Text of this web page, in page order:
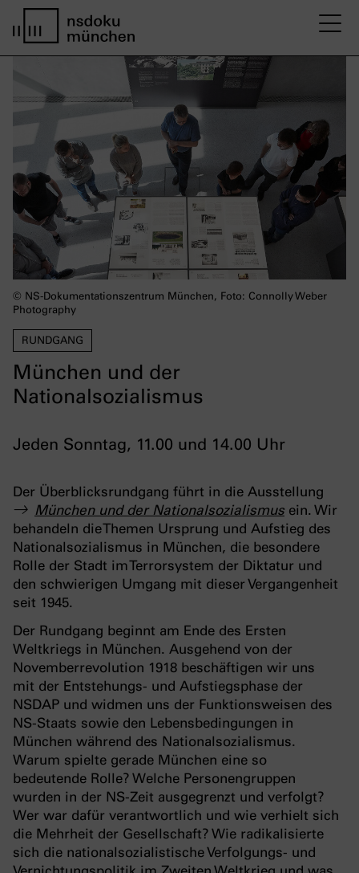
RUNDGANG
München und der
Nationalsozialismus
Jeden Sonntag, 11.00 und 14.00 Uhr
© NS-Dokumentationszentrum München, Foto: Connolly Weber
Photography
Der Überblicksrundgang führt in die Ausstellung
München und der Nationalsozialismus ein. Wir
behandeln die Themen Ursprung und Aufstieg des
Nationalsozialismus in München, die besondere
Rolle der Stadt im Terrorsystem der Diktatur und
den schwierigen Umgang mit dieser Vergangenheit
seit 1945.
Der Rundgang beginnt am Ende des Ersten
Weltkriegs in München. Ausgehend von der
Novemberrevolution 1918 beschäftigen wir uns
mit der Entstehungs- und Aufstiegsphase der
NSDAP und widmen uns der Funktionsweisen des
NS-Staats sowie den Lebensbedingungen in
München während des Nationalsozialismus.
Warum spielte gerade München eine so
bedeutende Rolle? Welche Personengruppen
wurden in der NS-Zeit ausgegrenzt und verfolgt?
Wer war dafür verantwortlich und wie verhielt sich
die Mehrheit der Gesellschaft? Wie radikalisierte
sich die nationalsozialistische Verfolgungs- und